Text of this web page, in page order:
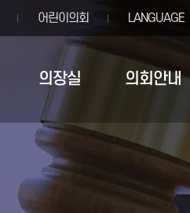
어린이의회 LANGUAGE
의장실 의회안내